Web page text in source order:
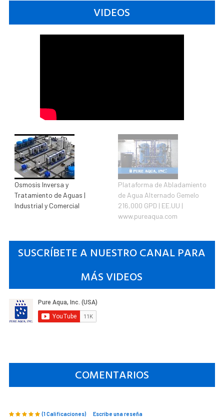
VIDEOS
Osmosis Inversa y
Tratamiento de Aguas |
Industrial y Comercial
Plataforma de Abladamiento
de Agua Alternado Gemelo
216,000 GPD | EE.UU |
www.pureaqua.com
SUSCRÍBETE A NUESTRO CANAL PARA
MÁS VIDEOS
COMENTARIOS
(1 Calificaciones) Escribe una reseña